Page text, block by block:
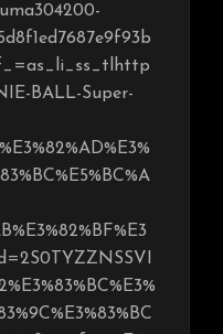
BALL-Super-